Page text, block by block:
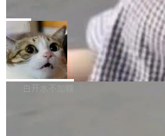
iel Gross 来自 Weil 律所，2 月 23 日
给 OpenAI 总法律顾问 Che Chang 发
件，附了一封长信，要求 OpenAI 配合
果员工带走机密信...
C版的产品，搭载“人机双写”重磅功能
你的，AI写AI的，同屏协作互不干扰。
AI帮你干活，现在开启全新体验！ 温馨
体验WorkBuddy鸿蒙PC版前，请将
atePad Edge 升级至 HarmonyOS
P9 patch03及以上版本。 *升级路径：
全球知名开源多媒体框架 FFmpeg 今天
布了 9.0 版本。这个版本除了带来新一
处理能力和硬件加速支持之外，还有一
处：FFmpeg 9.0 的代号是“Lei”。 这个
来自中国开发者雷霄骅（Lei Xiaohua）
很多中国音视频开发者而言，这个名字并
局
亚马逊成本失控：AI 写代码烧掉
万元，超预算 860%
外媒近日曝光了亚马逊的多份内部报告
导致公司在多个项目上超支。《金融时报
白开水不加糖